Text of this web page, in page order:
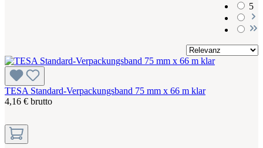
5
TESA Standard-Verpackungsband 75 mm x 66 m klar
4,16 € brutto